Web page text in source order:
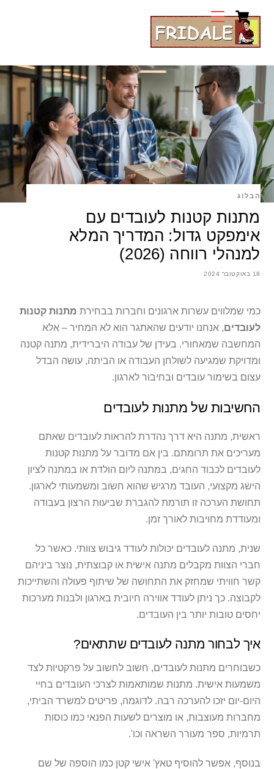
content
MenuCart
18 באוקטובר 2024
מתנות קטנות לעובדים עם
אימפקט גדול: המדריך המלא
למנהלי רווחה (2026)
הבלוג
כמי שמלווים עשרות ארגונים וחברות בבחירת מתנות קטנות
לעובדים, אנחנו יודעים שהאתגר הוא לא המחיר – אלא
המחשבה שמאחורי. בעידן של עבודה היברידית, מתנה קטנה
ומדויקת שמגיעה לשולחן העבודה או הביתה, עושה הבדל
עצום בשימור עובדים ובחיבור לארגון.
החשיבות של מתנות לעובדים
ראשית, מתנה היא דרך נהדרת להראות לעובדים שאתם
מעריכים את תרומתם. בין אם מדובר על מתנות קטנות
לעובדים לכבוד החגים, במתנה ליום הולדת או במתנה לציון
הישג מקצועי, העובד מרגיש שהוא חשוב ומשמעותי לארגון.
תחושת הערכה זו תורמת להגברת שביעות הרצון בעבודה
ומעודדת מחויבות לאורך זמן.
שנית, מתנה לעובדים יכולות לעודד גיבוש צוותי. כאשר כל
חברי הצוות מקבלים מתנה אישית או קבוצתית, נוצר ביניהם
קשר חוויתי שמחזק את התחושה של שיתוף פעולה והשתייכות
לקבוצה. כך ניתן לעודד אווירה חיובית בארגון ולבנות מערכות
יחסים טובות יותר בין העובדים.
איך לבחור מתנה לעובדים שתתאים?
כשבוחרים מתנות לעובדים, חשוב לחשוב על פרקטיות לצד
משמעות אישית. מתנות שמותאמות לצרכי העובדים בחיי
היום-יום יזכו להערכה רבה. לדוגמה, פריטים למשרד הביתי,
מחברות מעוצבות, או מוצרים לשעות הפנאי כמו כוסות
תרמיות, ספר מעורר השראה וכו'.
בנוסף, אפשר להוסיף טאץ' אישי קטן כמו הוספה של שם